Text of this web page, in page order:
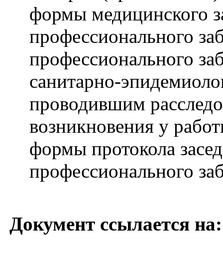
формы медицинского
профессионального
профессионального
санитарно-
проводившим
возникновения у
формы протокола
профессионального
Документ ссылается на: